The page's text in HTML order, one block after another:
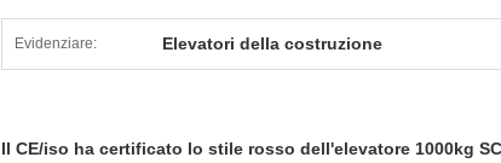
Evidenziare: Elevatori della costruzione
Il CE/iso ha certificato lo stile rosso dell'elevatore 1000kg